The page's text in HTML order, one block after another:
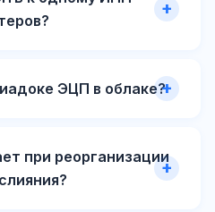
ЭЦП в облаке?
при реорганизации